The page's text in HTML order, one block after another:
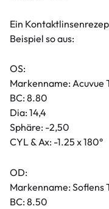
Ein
Beispiel so aus:
OS:
Markenname: Acuvue
BC: 8.80
Dia: 14,4
Sphäre: -2,50
CYL & Ax: -1.25 x 180°
OD:
Markenname: Soflens
BC: 8.50